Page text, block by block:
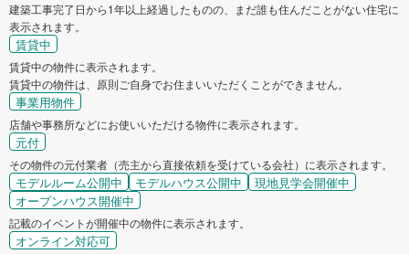
建築工事完了日から1年以上経過したものの、まだ誰も住んだことがない住宅に
表示されます。
賃貸中
賃貸中の物件に表示されます。
賃貸中の物件は、原則ご自身でお住まいいただくことができません。
事業用物件
店舗や事務所などにお使いいただける物件に表示されます。
元付
その物件の元付業者（売主から直接依頼を受けている会社）に表示されます。
モデルルーム公開中 モデルハウス公開中
現地見学会開催中
オープンハウス開催中
記載のイベントが開催中の物件に表示されます。
オンライン対応可